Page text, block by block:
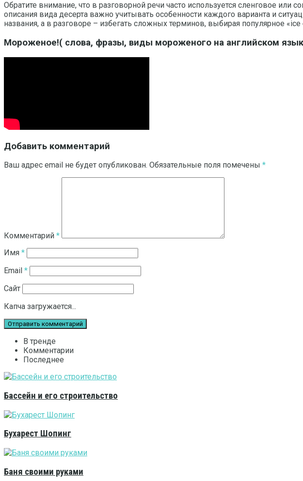
Обратите внимание, что в разговорной речи часто используется сленговое или
описания вида десерта важно учитывать особенности каждого варианта и
названия, а в разговоре – избегать сложных терминов, выбирая популярное «ice
Мороженое!( слова, фразы, виды мороженого на английском
Добавить комментарий
Ваш адрес email не будет опубликован. Обязательные поля помечены *
Комментарий *
Имя *
Email *
Сайт
Капча загружается...
В тренде
Комментарии
Последнее
Бассейн и его строительство
Бухарест Шопинг
Баня своими руками